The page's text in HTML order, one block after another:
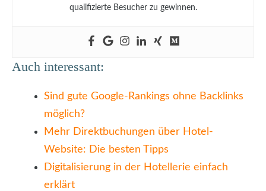
qualifizierte Besucher zu gewinnen.
Auch interessant:
Sind gute Google-Rankings ohne Backlinks
möglich?
Mehr Direktbuchungen über Hotel-
Website: Die besten Tipps
Digitalisierung in der Hotellerie einfach
erklärt